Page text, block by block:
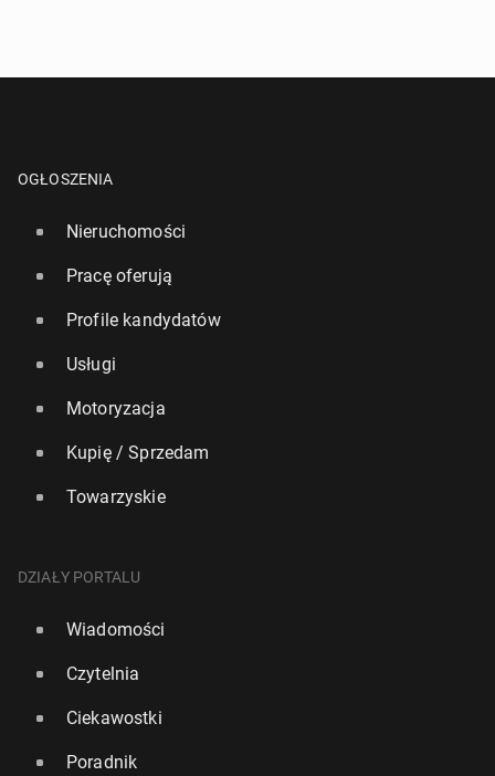
OGŁOSZENIA
Nieruchomości
Pracę oferują
Profile kandydatów
Usługi
Motoryzacja
Kupię / Sprzedam
Towarzyskie
DZIAŁY PORTALU
Wiadomości
Czytelnia
Ciekawostki
Poradnik